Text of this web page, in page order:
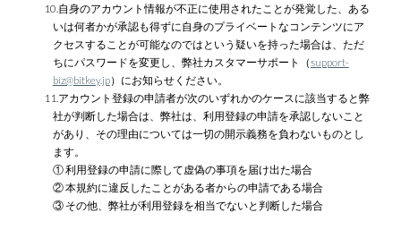
10.自身のアカウント情報が不正に使用されたことが発覚した、ある
いは何者かが承認も得ずに自身のプライベートなコンテンツにア
クセスすることが可能なのではという疑いを持った場合は、ただ
ちにパスワードを変更し、弊社カスタマーサポート（support-
biz@bitkey.jp）にお知らせください。
11.アカウント登録の申請者が次のいずれかのケースに該当すると弊
社が判断した場合は、弊社は、利用登録の申請を承認しないこと
があり、その理由については一切の開示義務を負わないものとし
ます。
① 利用登録の申請に際して虚偽の事項を届け出た場合
② 本規約に違反したことがある者からの申請である場合
③ その他、弊社が利用登録を相当でないと判断した場合